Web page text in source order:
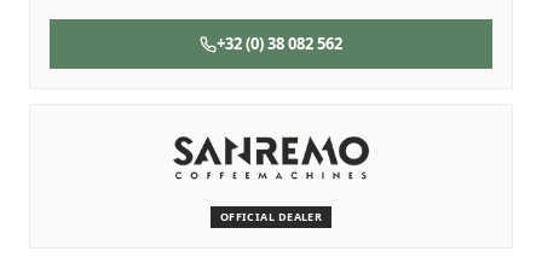
+32 (0) 38 082 562
OFFICIAL DEALER
Wij staan voor je klaar
Deskundige monteurs die verstand hebben van Sanremo
Persoonlijk, snel en zonder gedoe.